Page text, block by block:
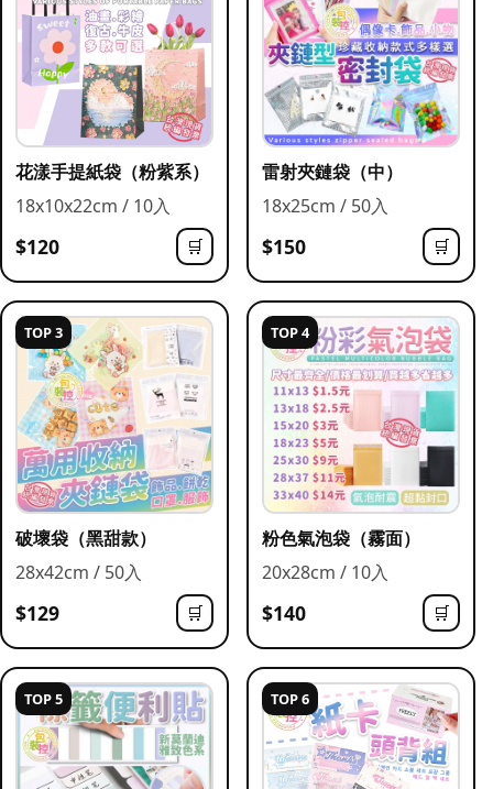
花漾手提紙袋（粉紫系）
18x10x22cm / 10入
$120 🛒
雷射夾鏈袋（中）
18x25cm / 50入
$150 🛒
TOP 3
破壞袋（黑甜款）
28x42cm / 50入
$129 🛒
TOP 4
粉色氣泡袋（霧面）
20x28cm / 10入
$140 🛒
TOP 5 TOP 6